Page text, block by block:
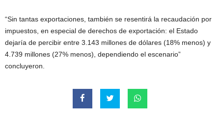
“Sin tantas exportaciones, también se resentirá la recaudación por
impuestos, en especial de derechos de exportación: el Estado
dejaría de percibir entre 3.143 millones de dólares (18% menos) y
4.739 millones (27% menos), dependiendo el escenario”
concluyeron.